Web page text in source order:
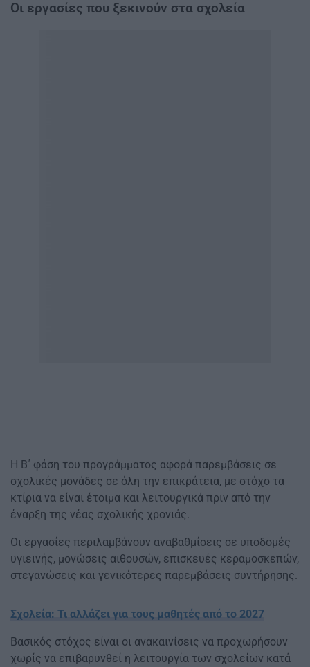
Οι εργασίες που ξεκινούν στα σχολεία
Η Β΄ φάση του προγράμματος αφορά παρεμβάσεις σε
σχολικές μονάδες σε όλη την επικράτεια, με στόχο τα
κτίρια να είναι έτοιμα και λειτουργικά πριν από την
έναρξη της νέας σχολικής χρονιάς.
Οι εργασίες περιλαμβάνουν αναβαθμίσεις σε υποδομές
υγιεινής, μονώσεις αιθουσών, επισκευές κεραμοσκεπών,
στεγανώσεις και γενικότερες παρεμβάσεις συντήρησης.
Σχολεία: Τι αλλάζει για τους μαθητές από το 2027
Βασικός στόχος είναι οι ανακαινίσεις να προχωρήσουν
χωρίς να επιβαρυνθεί η λειτουργία των σχολείων κατά